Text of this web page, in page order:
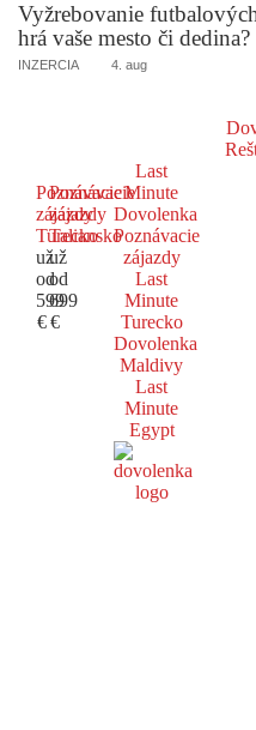
Vyžrebovanie
hrá vaše mesto či dedina?
INZERCIA 4. aug
Poznávacie
zájazdy
Turecko
už
od
599
€
Poznávacie
zájazdy
Taliansko
už
od
699
€
Last
Minute
Dovolenka
Poznávacie
zájazdy
Last
Minute
Turecko
Dovolenka
Maldivy
Last
Minute
Egypt